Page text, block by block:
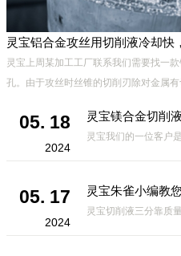
灵宝铝合金攻丝用切削液冷却快
灵宝上周某加工工厂联系我们需要找一
孔。由于攻丝时丝锥的切削刃除对金属
05. 18
2024
灵宝镁合金切削
05. 17
2024
灵宝朱雀小编教